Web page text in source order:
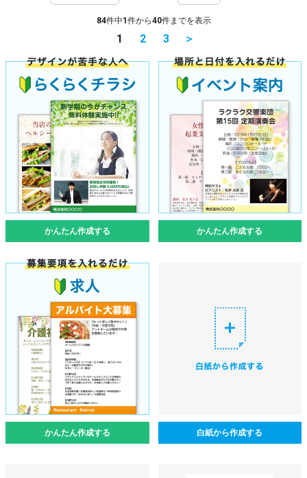
84件中1 件から40件までを表示
1 2 3 ＞
かんたん作成する かんたん作成する
かんたん作成する 白紙から作成する